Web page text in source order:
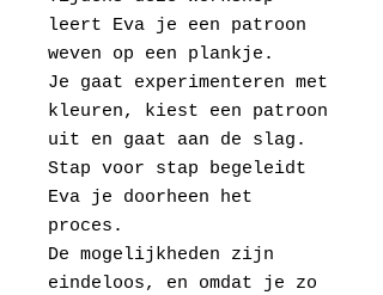
leert Eva je een patroon
weven op een plankje.
Je gaat experimenteren met
kleuren, kiest een patroon
uit en gaat aan de slag.
Stap voor stap begeleidt
Eva je doorheen het
proces.
De mogelijkheden zijn
eindeloos, en omdat je zo